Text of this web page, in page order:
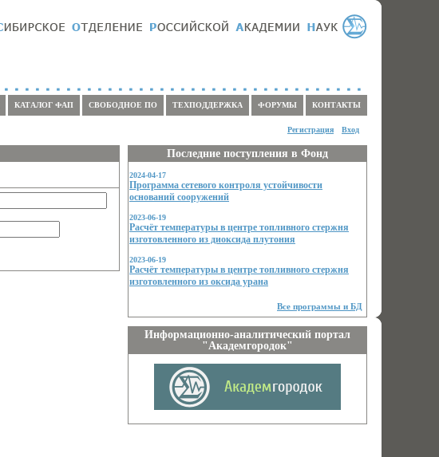
КОНТАКТЫ
ФОРУМЫ
ТЕХПОДДЕРЖКА
СВОБОДНОЕ ПО
КАТАЛОГ ФАП
Вход
Регистрация
Последние поступления в Фонд
2024-04-17
Программа сетевого контроля устойчивости
оснований сооружений
2023-06-19
Расчёт температуры в центре топливного стержня
изготовленного из диоксида плутония
2023-06-19
Расчёт температуры в центре топливного стержня
изготовленного из оксида урана
Все программы и БД
Информационно-аналитический портал
"Академгородок"